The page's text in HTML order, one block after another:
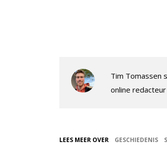
Tim Tomassen
online redacteur
LEES MEER OVER GESCHIEDENIS